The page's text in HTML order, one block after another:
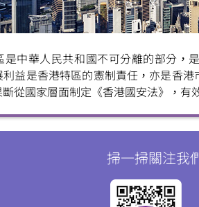
是中華人民共和國不可分離的部分，
益是香港特區的憲制責任，亦是香
從國家層面制定《香港國安法》，
掃一掃關注我
信